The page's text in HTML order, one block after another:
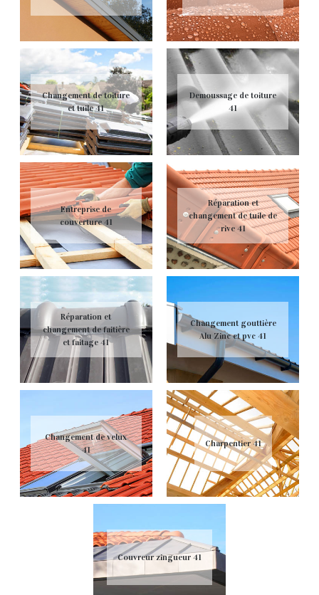
Changement de toiture
et tuile 41
Demoussage de toiture
41
Entreprise de
couverture 41
Réparation et
changement de tuile de
rive 41
Réparation et
changement de faitière
et faitage 41
Changement gouttière
Alu Zinc et pvc 41
Changement de velux
41
Charpentier 41
Couvreur zingueur 41